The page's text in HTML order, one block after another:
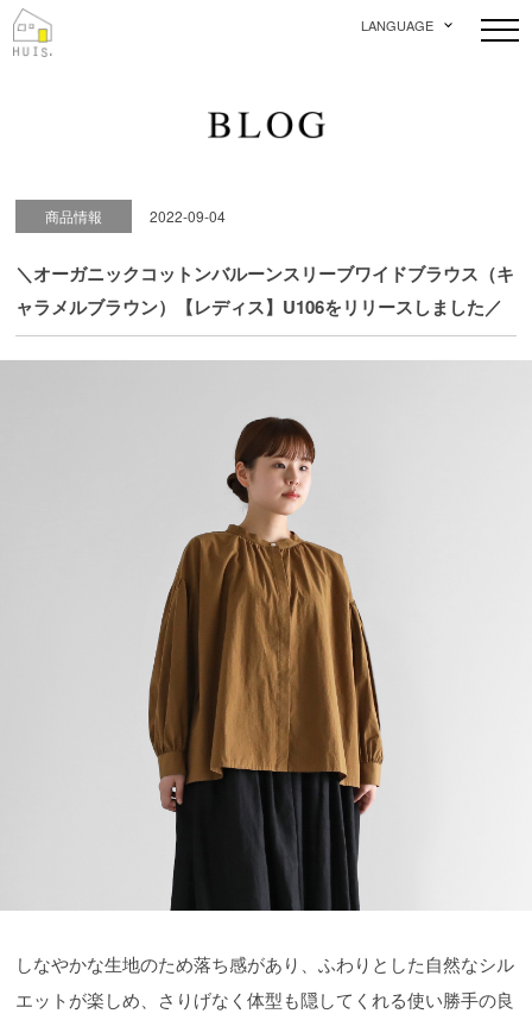
LANGUAGE
商品情報 2022-09-04
＼オーガニックコットンバルーンスリーブワイドブラウス（キ
ャラメルブラウン）【レディス】U106をリリースしました／
しなやかな生地のため落ち感があり、ふわりとした自然なシル
エットが楽しめ、さりげなく体型も隠してくれる使い勝手の良